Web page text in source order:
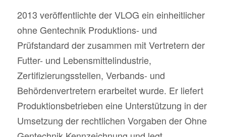
2013 veröffentlichte der VLOG ein einheitlicher
ohne Gentechnik Produktions- und
Prüfstandard der zusammen mit Vertretern der
Futter- und Lebensmittelindustrie,
Zertifizierungsstellen, Verbands- und
Behördenvertretern erarbeitet wurde. Er liefert
Produktionsbetrieben eine Unterstützung in der
Umsetzung der rechtlichen Vorgaben der Ohne